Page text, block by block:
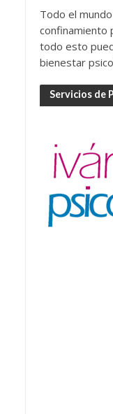
Todo el
confinamiento
todo esto
bienestar
Servicios de